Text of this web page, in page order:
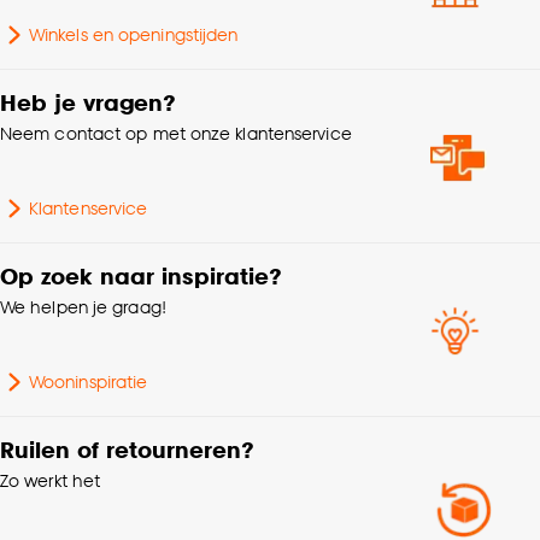
Goed om te weten is dat je deze keuze altijd nog
cookieverklaring
Kleurtint
Hoogte
Winkels en openingstijden
Heb je vragen?
Neem contact op met onze klantenservice
Klantenservice
Op zoek naar inspiratie?
We helpen je graag!
Wooninspiratie
Ruilen of retourneren?
Zo werkt het